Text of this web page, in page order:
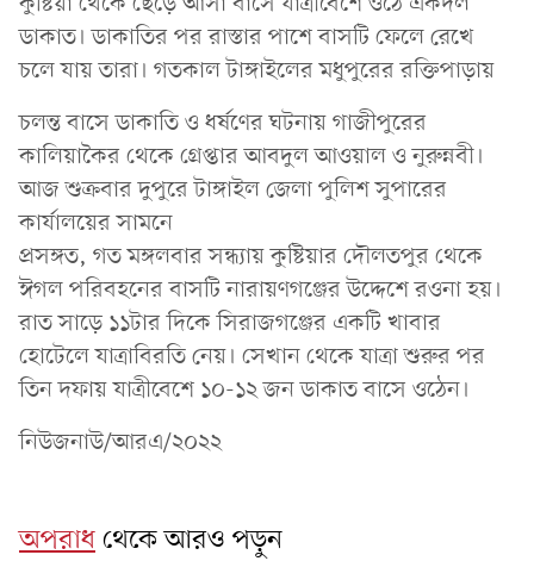
ডাকাত। ডাকাতির পর রাস্তার পাশে বাসটি ফেলে রেখে
চলে যায় তারা। গতকাল টাঙ্গাইলের মধুপুরের রক্তিপাড়ায়
চলন্ত বাসে ডাকাতি ও ধর্ষণের ঘটনায় গাজীপুরের
কালিয়াকৈর থেকে গ্রেপ্তার আবদুল আওয়াল ও নুরুন্নবী।
আজ শুক্রবার দুপুরে টাঙ্গাইল জেলা পুলিশ সুপারের
কার্যালয়ের সামনে
প্রসঙ্গত, গত মঙ্গলবার সন্ধ্যায় কুষ্টিয়ার দৌলতপুর থেকে
ঈগল পরিবহনের বাসটি নারায়ণগঞ্জের উদ্দেশে রওনা হয়।
রাত সাড়ে ১১টার দিকে সিরাজগঞ্জের একটি খাবার
হোটেলে যাত্রাবিরতি নেয়। সেখান থেকে যাত্রা শুরুর পর
তিন দফায় যাত্রীবেশে ১০-১২ জন ডাকাত বাসে ওঠেন।
নিউজনাউ/আরএ/২০২২
অপরাধথেকে আরও পড়ুন